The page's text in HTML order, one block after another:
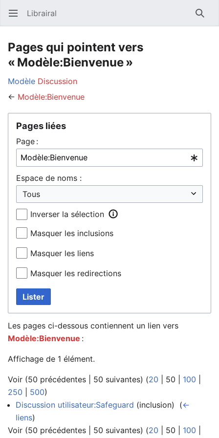
Ouvrir le menu principal Librairal
Pages qui pointent vers
« Modèle:Bienvenue »
Modèle Discussion
← Modèle:Bienvenue
Pages liées
Page :
Espace de noms :
Inverser la sélection
Masquer les inclusions
Masquer les liens
Masquer les redirections
Lister
Les pages ci-dessous contiennent un lien vers
Modèle:Bienvenue :
Affichage de 1 élément.
Voir (50 précédentes 50 suivantes) (20 50 100
250
500)
Discussion utilisateur:Safeguard (inclusion) ‎ (←
liens)
Voir (50 précédentes 50 suivantes) (20 50 100